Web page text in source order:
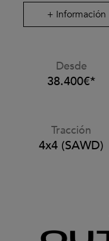
+ Información
Desde
38.400€*
Tracción
4x4 (SAWD)